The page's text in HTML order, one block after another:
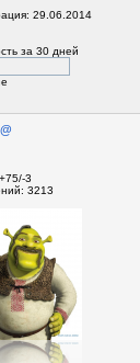
29.06.2014
за 30 дней
3
3213